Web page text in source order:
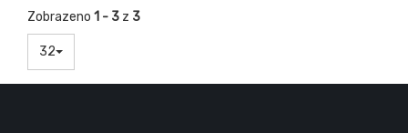
Zobrazeno 1 - 3 z 3
32